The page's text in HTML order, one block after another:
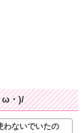
ω・)/
わないでいたの